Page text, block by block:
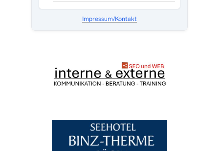
Binzer Bucht Tourismus (Eigenbetrieb)
Urlaub, Unterkünfte & Aktivitäten
Offizielle Tourismus-Seite der Binzer Bucht
Impressum/Kontakt